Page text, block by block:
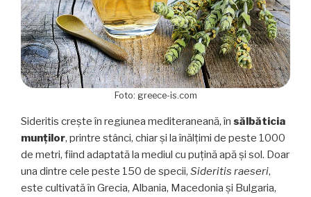
Foto: greece-is.com
Sideritis crește în regiunea mediteraneană, în sălbăticia
munților, printre stânci, chiar și la înălțimi de peste 1000
de metri, fiind adaptată la mediul cu puțină apă și sol. Doar
una dintre cele peste 150 de specii, Sideritis raeseri,
este cultivată în Grecia, Albania, Macedonia și Bulgaria,